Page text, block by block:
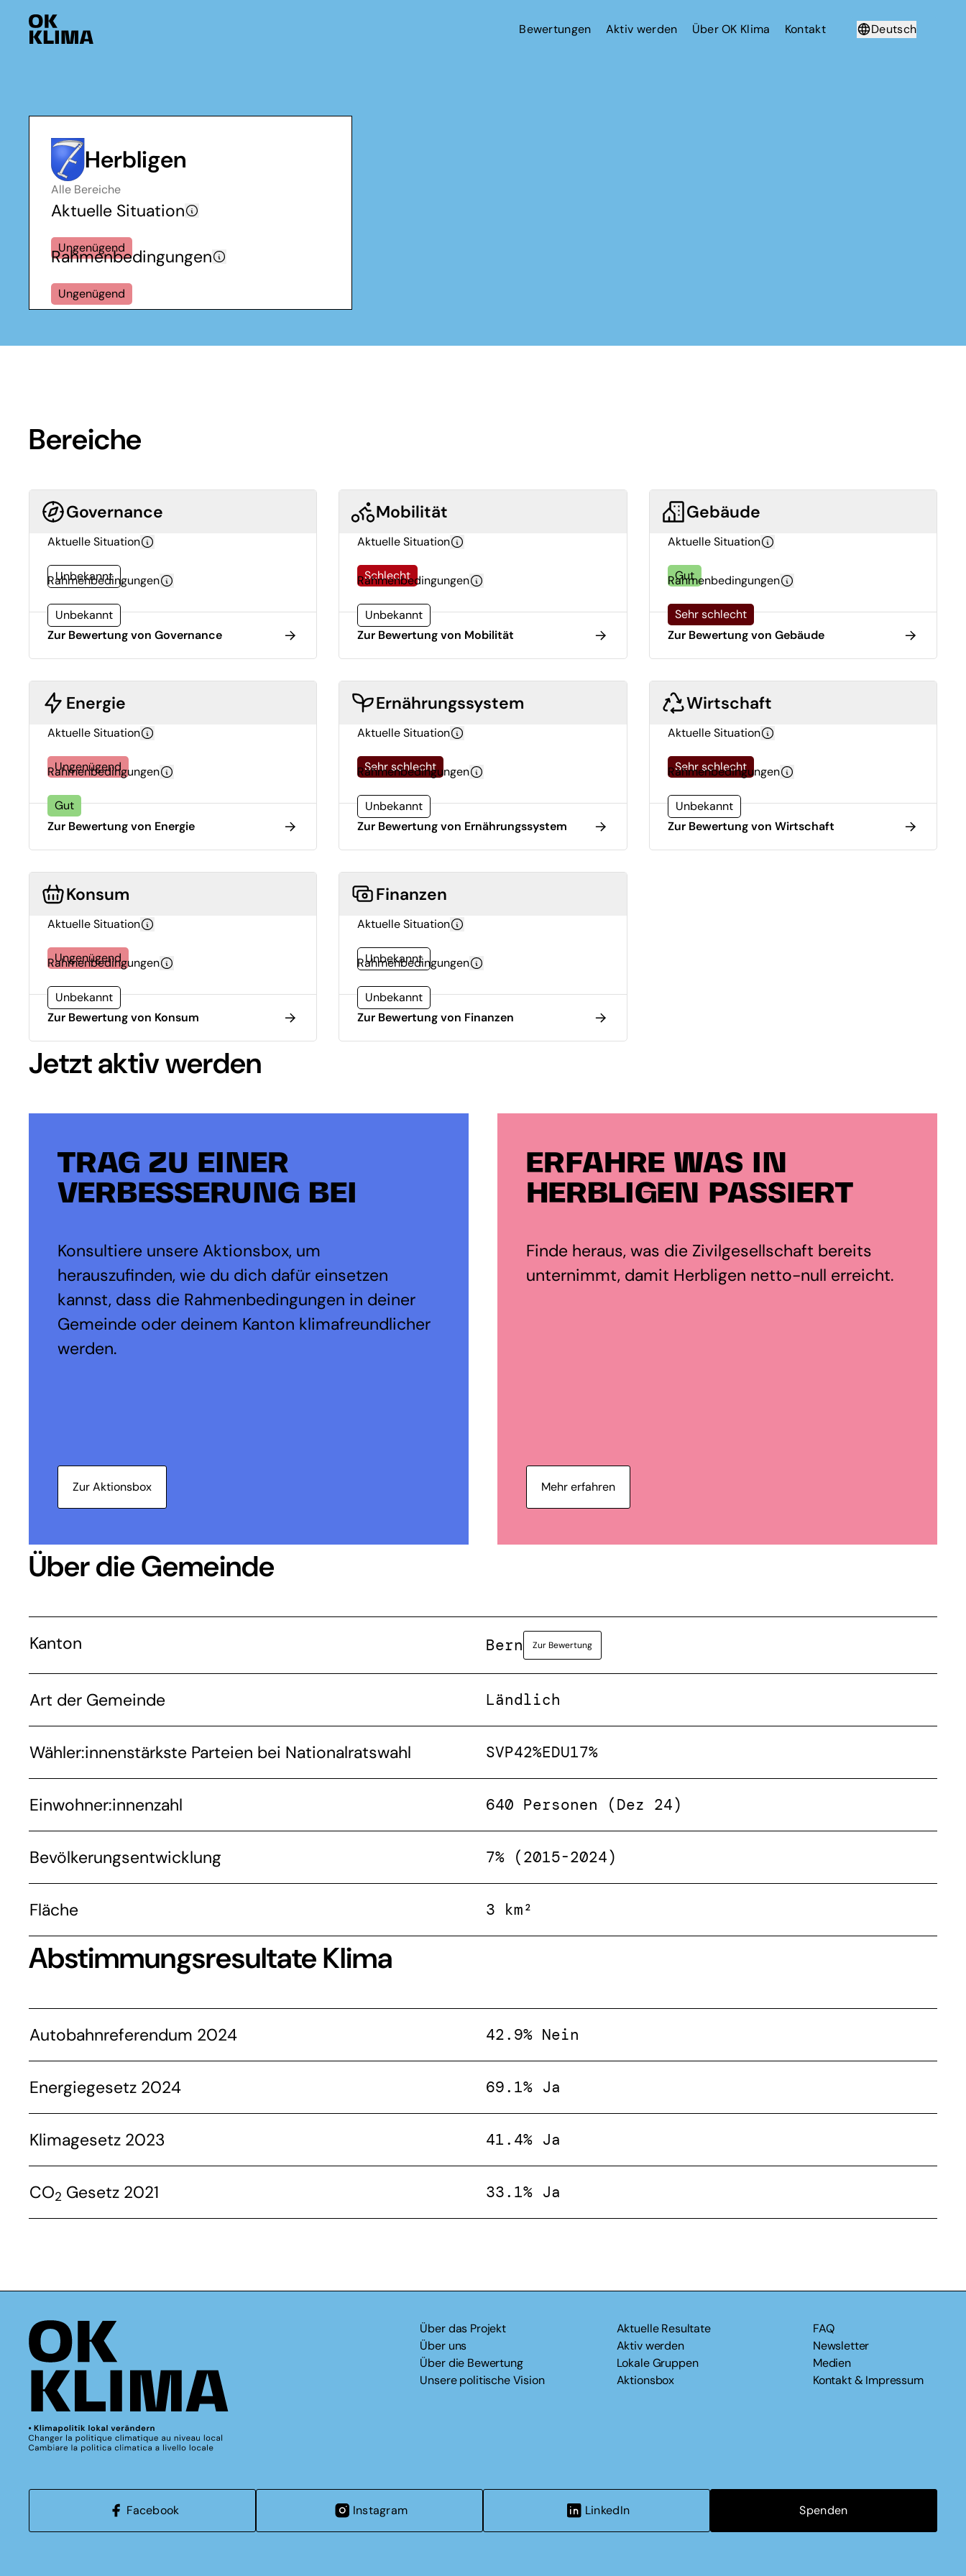
Bewertungen Aktiv werden Über OK Klima Kontakt
Deutsch
Herbligen
Alle Bereiche
Aktuelle Situation
Ungenügend
Rahmenbedingungen
Ungenügend
Bereiche
Governance
Aktuelle Situation
Unbekannt
Rahmenbedingungen
Unbekannt
Zur Bewertung von Governance
Mobilität
Aktuelle Situation
Schlecht
Rahmenbedingungen
Unbekannt
Zur Bewertung von Mobilität
Gebäude
Aktuelle Situation
Gut
Rahmenbedingungen
Sehr schlecht
Zur Bewertung von Gebäude
Energie
Aktuelle Situation
Ungenügend
Rahmenbedingungen
Gut
Zur Bewertung von Energie
Ernährungssystem
Aktuelle Situation
Sehr schlecht
Rahmenbedingungen
Unbekannt
Zur Bewertung von Ernährungssystem
Wirtschaft
Aktuelle Situation
Sehr schlecht
Rahmenbedingungen
Unbekannt
Zur Bewertung von Wirtschaft
Konsum
Aktuelle Situation
Ungenügend
Rahmenbedingungen
Unbekannt
Zur Bewertung von Konsum
Finanzen
Aktuelle Situation
Unbekannt
Rahmenbedingungen
Unbekannt
Zur Bewertung von Finanzen
Jetzt aktiv werden
TRAG ZU EINER
VERBESSERUNG BEI
Konsultiere unsere Aktionsbox, um
herauszufinden, wie du dich dafür einsetzen
kannst, dass die Rahmenbedingungen in deiner
Gemeinde oder deinem Kanton klimafreundlicher
werden.
Zur Aktionsbox
ERFAHRE WAS IN
HERBLIGEN PASSIERT
Finde heraus, was die Zivilgesellschaft bereits
unternimmt, damit Herbligen netto-null erreicht.
Mehr erfahren
Über die Gemeinde
Kanton Bern Zur Bewertung
Art der Gemeinde Ländlich
Wähler:innenstärkste Parteien bei Nationalratswahl SVP42%EDU17%
Einwohner:innenzahl 640 Personen (Dez 24)
Bevölkerungsentwicklung 7% (2015-2024)
Fläche 3 km²
Abstimmungsresultate Klima
Autobahnreferendum 2024 42.9% Nein
Energiegesetz 2024 69.1% Ja
Klimagesetz 2023 41.4% Ja
CO2 Gesetz 2021 33.1% Ja
Über das Projekt
Über uns
Über die Bewertung
Unsere politische Vision
Aktuelle Resultate
Aktiv werden
Lokale Gruppen
Aktionsbox
FAQ
Newsletter
Medien
Kontakt & Impressum
Facebook Instagram LinkedIn Spenden